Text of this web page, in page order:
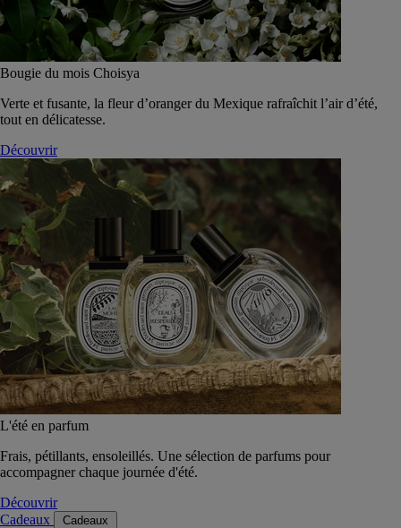
Bougie du mois Choisya
Verte et fusante, la fleur d’oranger du Mexique rafraîchit l’air d’été,
tout en délicatesse.
Découvrir
L'été en parfum
Frais, pétillants, ensoleillés. Une sélection de parfums pour
accompagner chaque journée d'été.
Découvrir
Cadeaux
Cadeaux